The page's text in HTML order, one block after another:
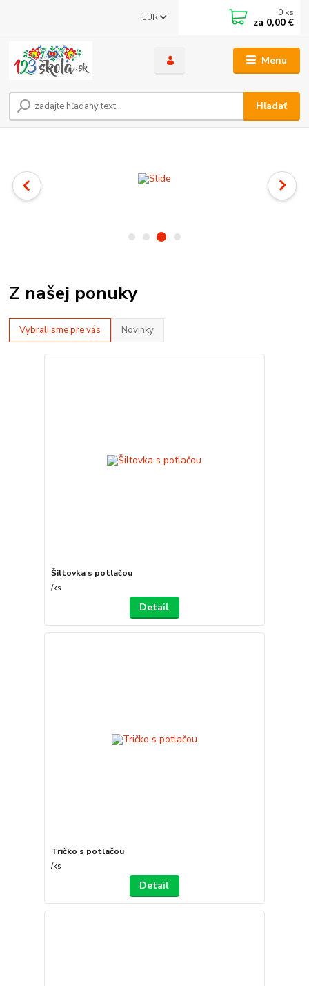
Menu
EUR
Hľadať
0 ks
za 0,00 €
Z našej ponuky
Vybrali sme pre vás Novinky
Šiltovka s potlačou
/ks
Detail
Tričko s potlačou
/ks
Detail